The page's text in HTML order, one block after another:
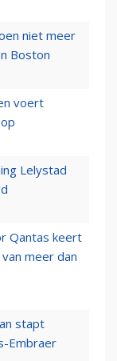
niet meer
Boston
voert
Lelystad
Qantas keert
meer dan
stapt
Embraer